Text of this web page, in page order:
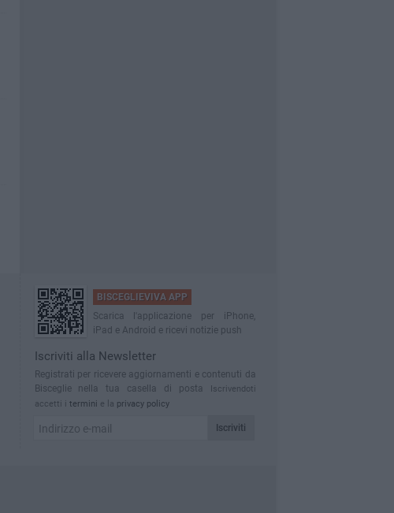
BISCEGLIEVIVA APP
Scarica l'applicazione per iPhone,
iPad e Android e ricevi notizie push
Iscriviti alla Newsletter
Registrati per ricevere aggiornamenti e contenuti da
Bisceglie nella tua casella di posta
Iscrivendoti
accetti i termini e la privacy policy
Iscriviti